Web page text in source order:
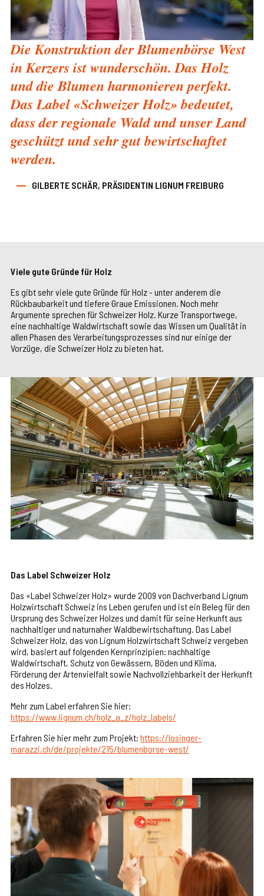
Die Konstruktion der Blumenbörse West
in Kerzers ist wunderschön. Das Holz
und die Blumen harmonieren perfekt.
Das Label «Schweizer Holz» bedeutet,
dass der regionale Wald und unser Land
geschützt und sehr gut bewirtschaftet
werden.
GILBERTE SCHÄR, PRÄSIDENTIN LIGNUM FREIBURG
Viele gute Gründe für Holz
Es gibt sehr viele gute Gründe für Holz - unter anderem die
Rückbaubarkeit und tiefere Graue Emissionen. Noch mehr
Argumente sprechen für Schweizer Holz. Kurze Transportwege,
eine nachhaltige Waldwirtschaft sowie das Wissen um Qualität in
allen Phasen des Verarbeitungsprozesses sind nur einige der
Vorzüge, die Schweizer Holz zu bieten hat.
Das Label Schweizer Holz
Das «Label Schweizer Holz» wurde 2009 von Dachverband Lignum
Holzwirtschaft Schweiz ins Leben gerufen und ist ein Beleg für den
Ursprung des Schweizer Holzes und damit für seine Herkunft aus
nachhaltiger und naturnaher Waldbewirtschaftung. Das Label
Schweizer Holz, das von Lignum Holzwirtschaft Schweiz vergeben
wird, basiert auf folgenden Kernprinzipien: nachhaltige
Waldwirtschaft, Schutz von Gewässern, Böden und Klima,
Förderung der Artenvielfalt sowie Nachvollziehbarkeit der Herkunft
des Holzes.
Mehr zum Label erfahren Sie hier:
https://www.lignum.ch/holz_a_z/holz_labels/
Erfahren Sie hier mehr zum Projekt: https://losinger-
marazzi.ch/de/projekte/215/blumenborse-west/